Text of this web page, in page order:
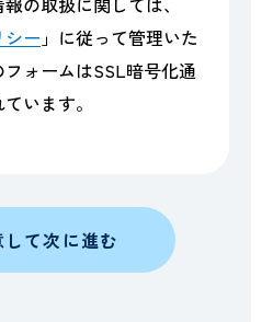
シー 」に従って管理いた
ォームはSSL暗号化通
います。
して次に進む